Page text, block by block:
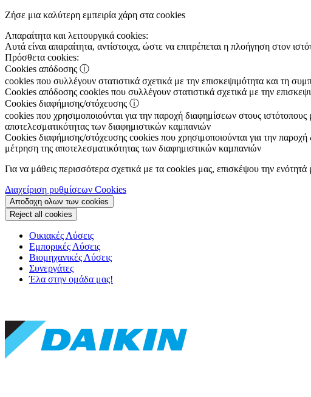
Ζήσε μια καλύτερη εμπειρία χάρη στα cookies
Απαραίτητα και λειτουργικά cookies:
Αυτά είναι απαραίτητα, αντίστοιχα, ώστε να επιτρέπεται η πλοήγηση στον
Πρόσθετα cookies:
Cookies απόδοσης ⓘ
cookies που συλλέγουν στατιστικά σχετικά με την επισκεψιμότητα και τη
Cookies απόδοσης cookies που συλλέγουν στατιστικά σχετικά με την
Cookies διαφήμισης/στόχευσης ⓘ
cookies που χρησιμοποιούνται για την παροχή διαφημίσεων στους
αποτελεσματικότητας των διαφημιστικών καμπανιών
Cookies διαφήμισης/στόχευσης cookies που χρησιμοποιούνται για την
μέτρηση της αποτελεσματικότητας των διαφημιστικών καμπανιών
Για να μάθεις περισσότερα σχετικά με τα cookies μας, επισκέψου την ενότητά
Διαχείριση ρυθμίσεων Cookies
Αποδοχη ολων των cookies
Reject all cookies
Οικιακές Λύσεις
Εμπορικές Λύσεις
Βιομηχανικές Λύσεις
Συνεργάτες
Έλα στην ομάδα μας!